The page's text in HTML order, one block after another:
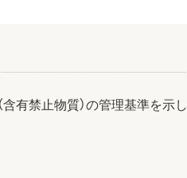
有禁止物質）の管理基準を示し